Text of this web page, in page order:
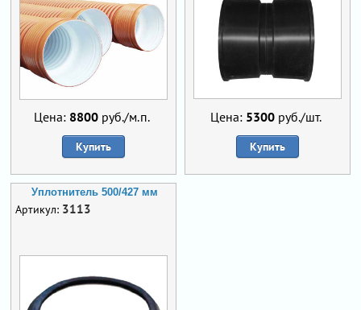
Цена: 8800руб./м.п.
Купить
Цена: 5300руб./шт.
Купить
Уплотнитель 500/427 мм
Артикул: 3113